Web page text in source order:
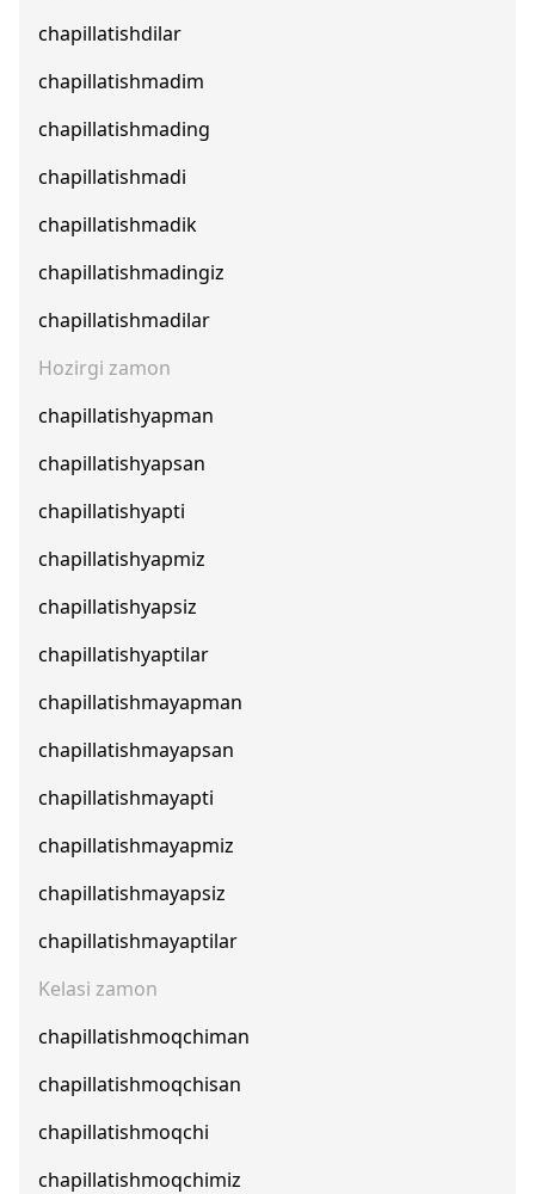
chapillatishdilar
chapillatishmadim
chapillatishmading
chapillatishmadi
chapillatishmadik
chapillatishmadingiz
chapillatishmadilar
Hozirgi zamon
chapillatishyapman
chapillatishyapsan
chapillatishyapti
chapillatishyapmiz
chapillatishyapsiz
chapillatishyaptilar
chapillatishmayapman
chapillatishmayapsan
chapillatishmayapti
chapillatishmayapmiz
chapillatishmayapsiz
chapillatishmayaptilar
Kelasi zamon
chapillatishmoqchiman
chapillatishmoqchisan
chapillatishmoqchi
chapillatishmoqchimiz